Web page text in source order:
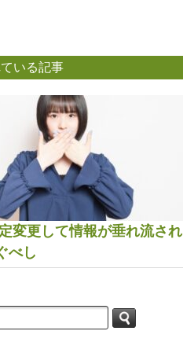
いる記事
変更して情報が垂れ流され
べし